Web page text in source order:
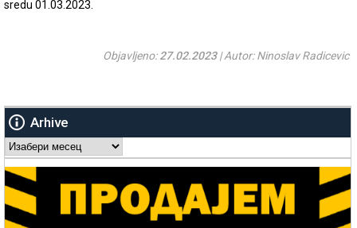
sredu 01.03.2023.
Objavljeno:27.02.2023| Autor: Ninoslav Radicevic
Arhive
Arhive